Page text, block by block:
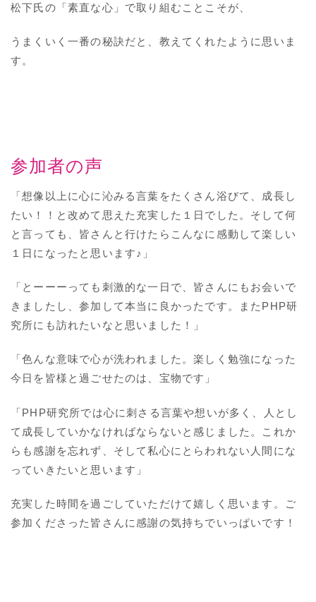
松下氏の「素直な心」で取り組むことこそが、
うまくいく一番の秘訣だと、教えてくれたように思いま
す。
参加者の声
「想像以上に心に沁みる言葉をたくさん浴びて、成長し
たい！！と改めて思えた充実した１日でした。そして何
と言っても、皆さんと行けたらこんなに感動して楽しい
１日になったと思います♪」
「とーーーっても刺激的な一日で、皆さんにもお会いで
きましたし、参加して本当に良かったです。またPHP研
究所にも訪れたいなと思いました！」
「色んな意味で心が洗われました。楽しく勉強になった
今日を皆様と過ごせたのは、宝物です」
「PHP研究所では心に刺さる言葉や想いが多く、人とし
て成長していかなければならないと感じました。これか
らも感謝を忘れず、そして私心にとらわれない人間にな
っていきたいと思います」
充実した時間を過ごしていただけて嬉しく思います。ご
参加くださった皆さんに感謝の気持ちでいっぱいです！